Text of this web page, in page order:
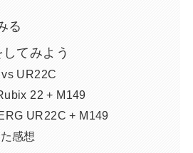
る
てみよう
UR22C
22 + M149
UR22C + M149
感想